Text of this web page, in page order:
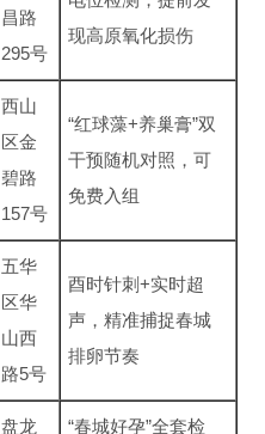
昌路
295号
现高原氧化损伤
西山
区金
碧路
157号
“红球藻+养巢膏”双
干预随机对照，可
免费入组
五华
区华
山西
路5号
酉时针刺+实时超
声，精准捕捉春城
排卵节奏
盘龙
“春城好孕”全套检